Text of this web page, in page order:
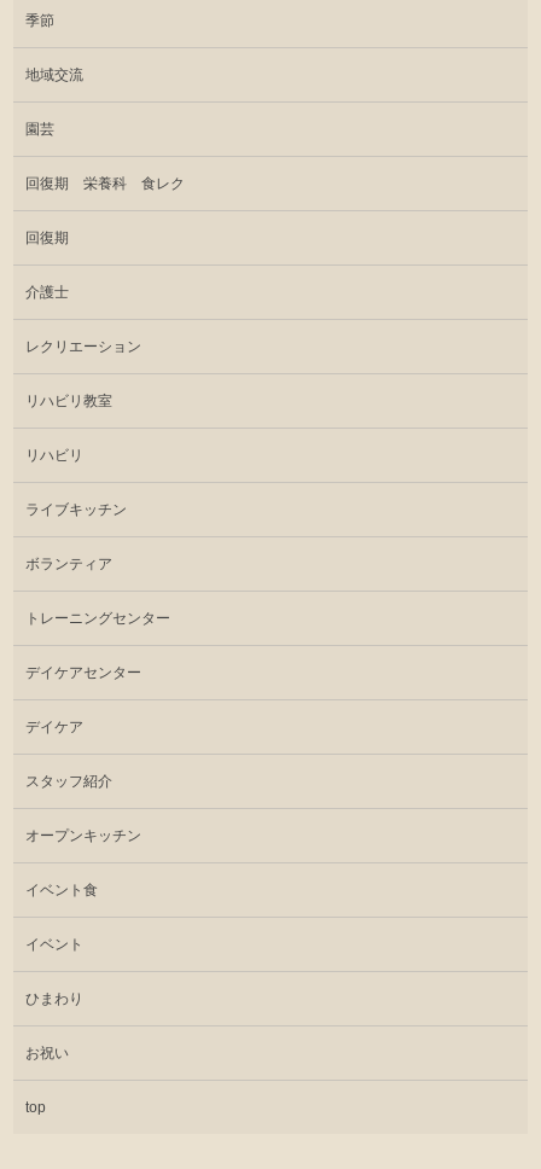
季節
地域交流
園芸
回復期 栄養科 食レク
回復期
介護士
レクリエーション
リハビリ教室
リハビリ
ライブキッチン
ボランティア
トレーニングセンター
デイケアセンター
デイケア
スタッフ紹介
オープンキッチン
イベント食
イベント
ひまわり
お祝い
top